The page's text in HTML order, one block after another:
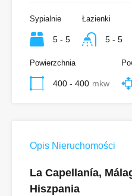
Sypialnie
5 - 5
Łazienki
5 - 5
Powierzchnia
400 - 400 mkw
Opis Nieruchomości
La Capellanía,
Hiszpania